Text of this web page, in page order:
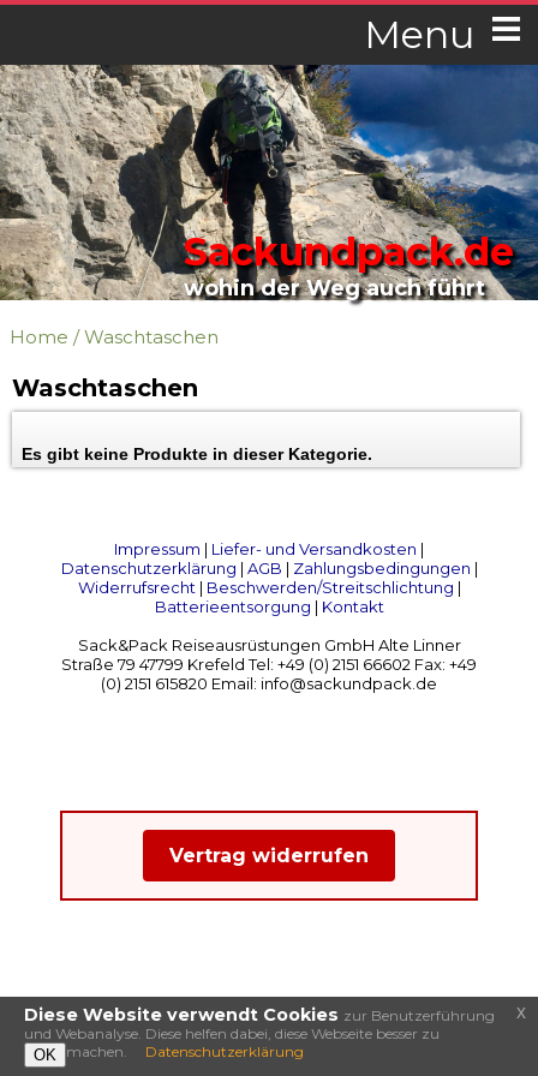
Menu
Sackundpack.de
wohin der Weg auch führt
Home /Waschtaschen
Waschtaschen
Es gibt keine Produkte in dieser Kategorie.
Impressum | Liefer- und Versandkosten |
Datenschutzerklärung | AGB | Zahlungsbedingungen |
Widerrufsrecht| Beschwerden/Streitschlichtung |
Batterieentsorgung | Kontakt
Sack&Pack Reiseausrüstungen GmbH Alte Linner
Straße 79 47799 Krefeld Tel: +49 (0) 2151 66602 Fax: +49
(0) 2151 615820 Email: info@sackundpack.de
Vertrag widerrufen
Diese Website verwendt Cookies zur Benutzerführung
und Webanalyse. Diese helfen dabei, diese Webseite besser zu
machen.
OK Datenschutzerklärung
x